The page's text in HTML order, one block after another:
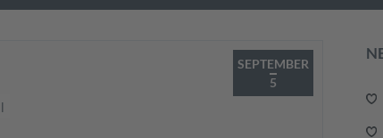
|
SEPTEMBER
5